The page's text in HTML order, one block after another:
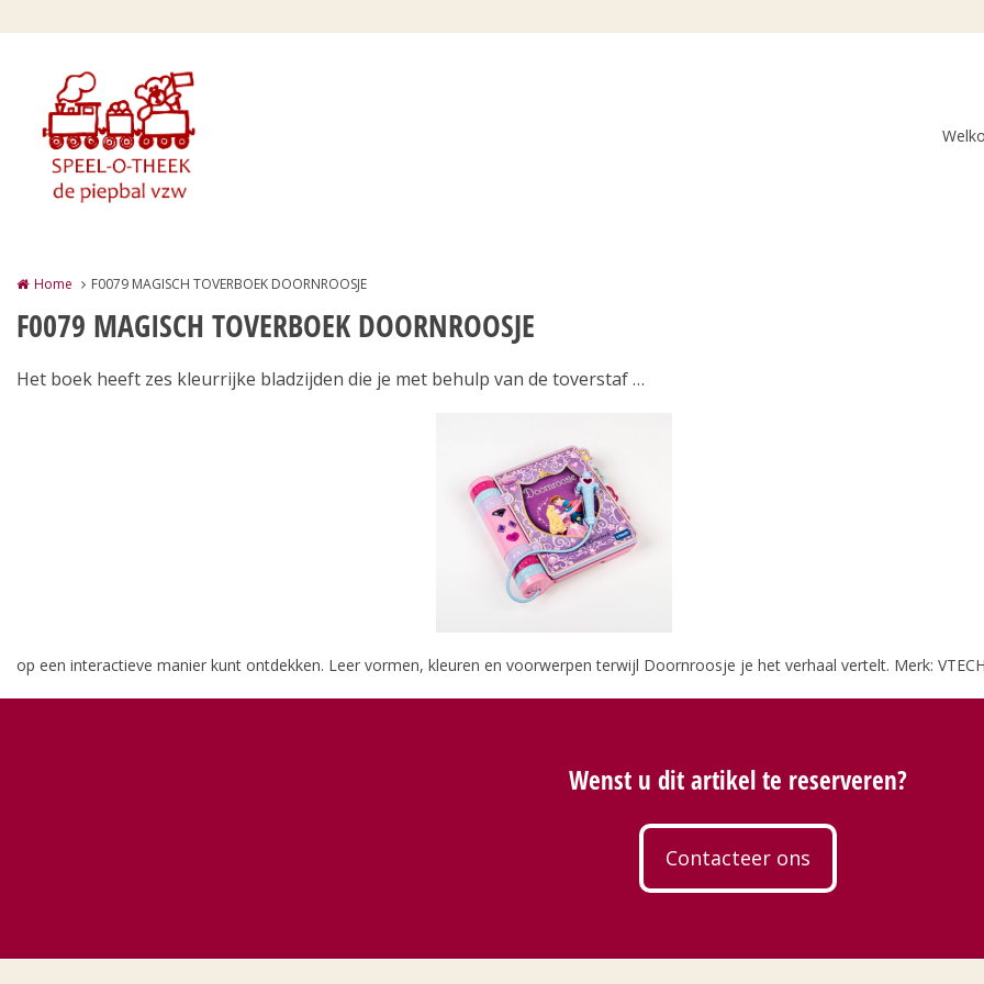
Home F0079 MAGISCH TOVERBOEK DOORNROOSJE
F0079 MAGISCH TOVERBOEK DOORNROOSJE
Het boek heeft zes kleurrijke bladzijden die je met behulp van de toverstaf …
op een interactieve manier kunt ontdekken. Leer vormen, kleuren en voorwerpen terwijl Doornroosje je het verhaal vertelt. Merk:
Wenst u dit artikel te reserveren?
Contacteer ons